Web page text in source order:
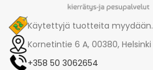
Käytettyjä tuotteita myydään.
Kornetintie 6 A, 00380, Helsinki
+358 50 3062654